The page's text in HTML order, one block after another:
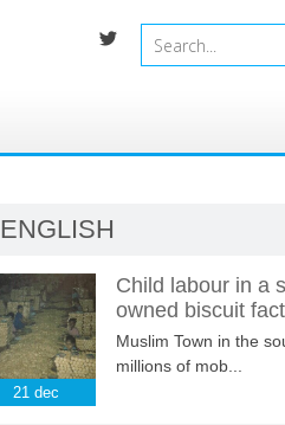
ENGLISH
21 dec
Child labour in a
owned biscuit
Muslim Town in the
millions of mob...